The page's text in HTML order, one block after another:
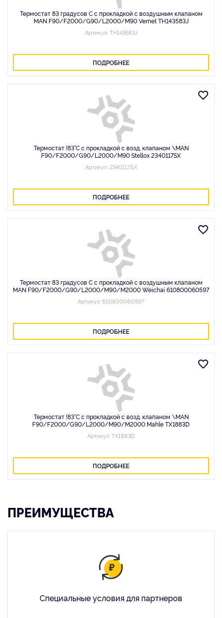
Термостат 83 градусов C с прокладкой с воздушным клапаном
MAN F90/F2000/G90/L2000/M90 Vernet TH143583J
Артикул: TH143583J
ПОДРОБНЕЕ
Термостат !83°C с прокладкой с возд. клапаном \MAN
F90/F2000/G90/L2000/M90 Stellox 2340117SX
Артикул: 2340117SX
ПОДРОБНЕЕ
Термостат 83 градусов C с прокладкой с воздушным клапаном
MAN F90/F2000/G90/L2000/M90/M2000 Weichai 610800060597
Артикул: 610800060597
ПОДРОБНЕЕ
Термостат !83°C с прокладкой с возд. клапаном \MAN
F90/F2000/G90/L2000/M90/M2000 Mahle TX1883D
Артикул: TX1883D
ПОДРОБНЕЕ
ПРЕИМУЩЕСТВА
Специальные условия для партнеров